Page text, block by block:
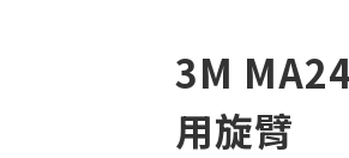
3M
用旋臂